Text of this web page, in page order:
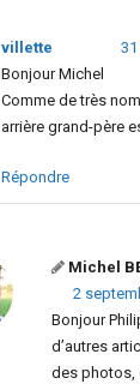
villette
Bonjour Michel
Comme de très
arrière grand-père
Répondre
Michel
2
Bonjour
d’autres
des photos,